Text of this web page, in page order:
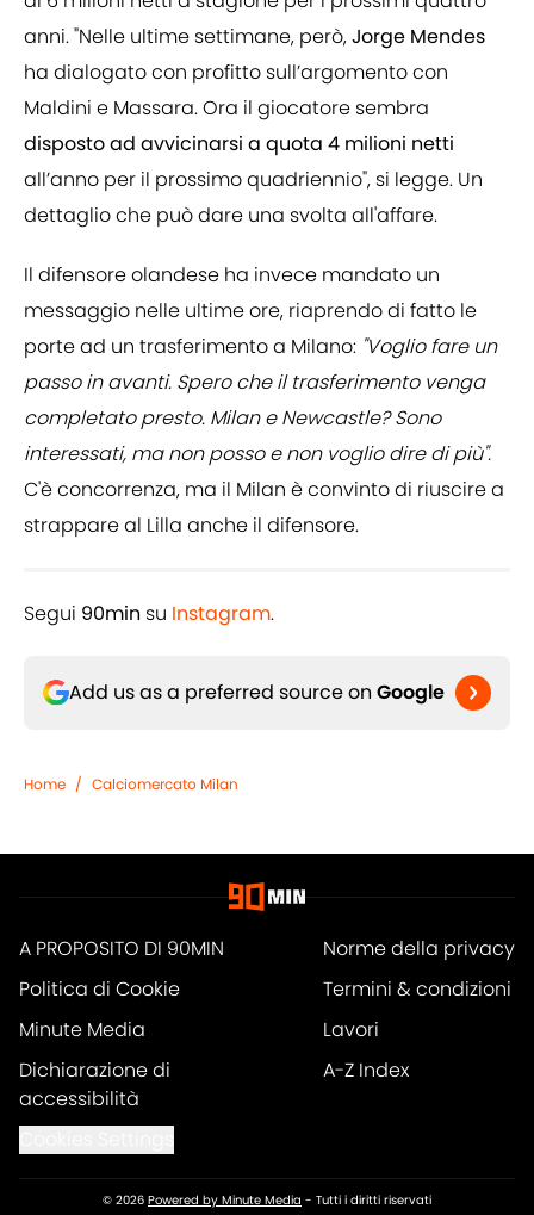
anni. "Nelle ultime settimane, però,Jorge Mendes
ha dialogato con profitto sull’argomento con
Maldini e Massara. Ora il giocatore sembra
disposto ad avvicinarsi a quota 4 milioni netti
all’anno per il prossimo quadriennio", si legge. Un
dettaglio che può dare una svolta all'affare.
Il difensore olandese ha invece mandato un
messaggio nelle ultime ore, riaprendo di fatto le
porte ad un trasferimento a Milano: "Voglio fare un
passo in avanti. Spero che il trasferimento venga
completato presto. Milan e Newcastle? Sono
interessati, ma non posso e non voglio dire di più".
C'è concorrenza, ma il Milan è convinto di riuscire a
strappare al Lilla anche il difensore.
Segui 90min su Instagram.
Add us as a preferred source on Google
Home / Calciomercato Milan
A PROPOSITO DI 90MIN
Norme della privacy
Politica di Cookie
Termini & condizioni
Minute Media
Lavori
Dichiarazione di
accessibilità
A-Z Index
© 2026 Powered by Minute Media - Tutti i diritti riservati